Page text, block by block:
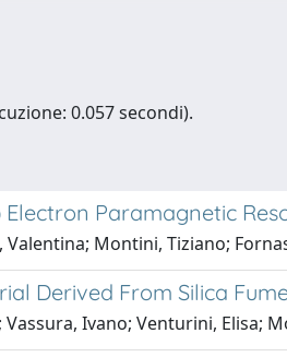
0.057 secondi).
Electron Paramagnetic
Valentina; Montini, Tiziano;
Derived From Silica
Ivano; Venturini, Elisa;